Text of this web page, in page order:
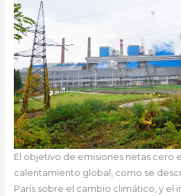
El objetivo de emisiones netas cero
calentamiento global, como se
París sobre el cambio climático, y